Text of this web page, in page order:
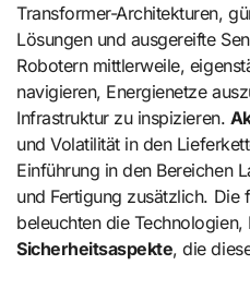
Transformer-Architekturen,
Lösungen und ausgereifte
Robotern mittlerweile,
navigieren, Energienetze
Infrastruktur zu inspizieren.
und Volatilität in den
Einführung in den Bereichen
und Fertigung zusätzlich. Die
beleuchten die
Sicherheitsaspekte, die